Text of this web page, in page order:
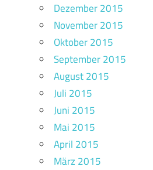
Dezember 2015
November 2015
Oktober 2015
September 2015
August 2015
Juli 2015
Juni 2015
Mai 2015
April 2015
März 2015